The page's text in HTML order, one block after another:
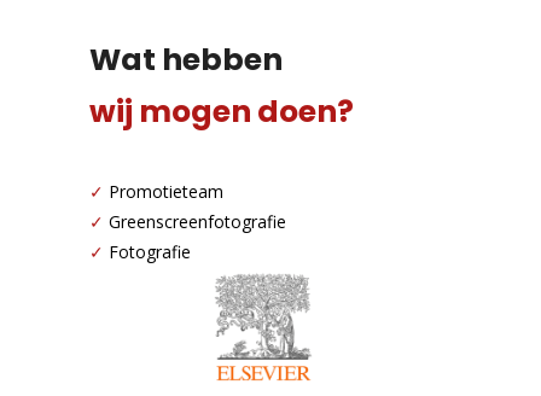
Wat hebben
wij mogen doen?
✓ Promotieteam
✓ Greenscreenfotografie
✓ Fotografie